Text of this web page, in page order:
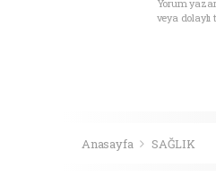
Yorum
veya
Anasayfa SAĞLIK